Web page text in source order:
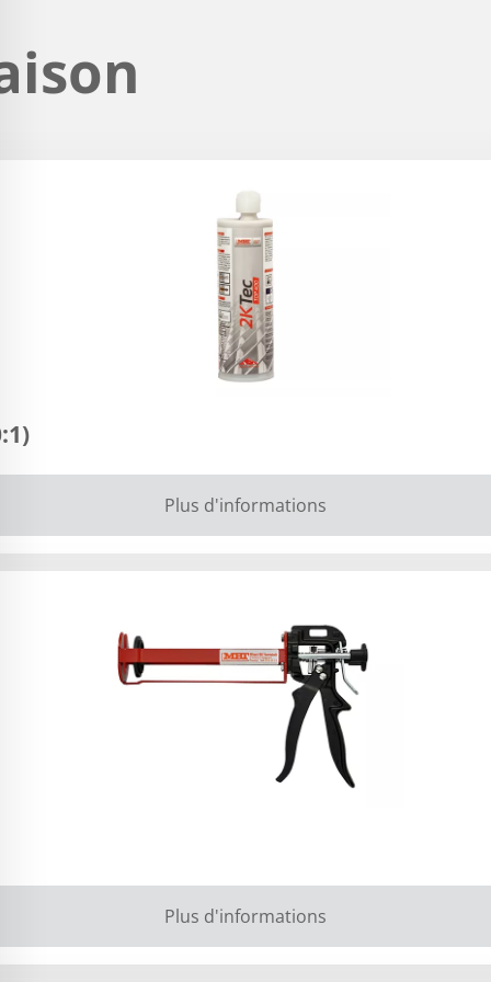
Plus d'informations
Plus d'informations